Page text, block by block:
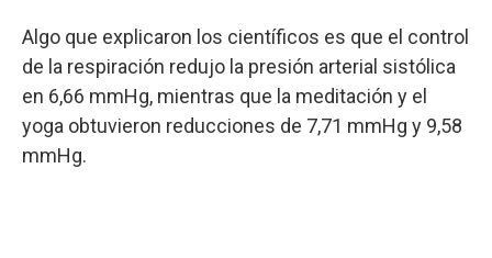
Algo que explicaron los científicos es que el control
de la respiración redujo la presión arterial sistólica
en 6,66 mmHg, mientras que la meditación y el
yoga obtuvieron reducciones de 7,71 mmHg y 9,58
mmHg.